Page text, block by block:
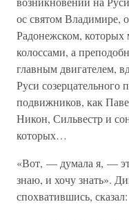
ос святом Владимире,
Радонежском, которых
колоссами, а
главным двигателем,
Руси созерцательного
подвижников, как
Никон, Сильвестр и
которых…
«Вот, — думала я, —
знаю, и хочу знать».
спохватившись, сказал: